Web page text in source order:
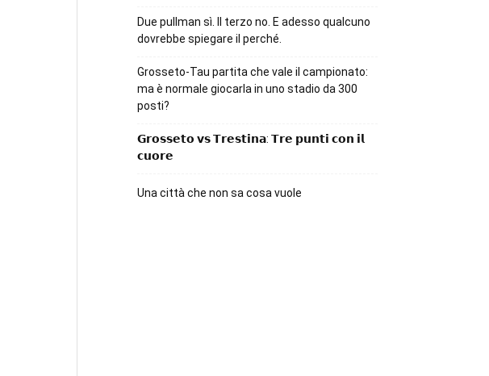
Due pullman sì. Il terzo no. E adesso qualcuno
dovrebbe spiegare il perché.
Grosseto-Tau partita che vale il campionato:
ma è normale giocarla in uno stadio da 300
posti?
𝗚𝗿𝗼𝘀𝘀𝗲𝘁𝗼 𝘃𝘀 𝗧𝗿𝗲𝘀𝘁𝗶𝗻𝗮: 𝗧𝗿𝗲 𝗽𝘂𝗻𝘁𝗶 𝗰𝗼𝗻 𝗶𝗹
𝗰𝘂𝗼𝗿𝗲
Una città che non sa cosa vuole